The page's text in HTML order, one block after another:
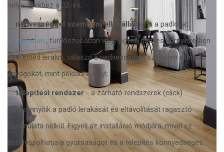
helyiségekhez a 32-es;
nedvességgel szembeni ellenállás- ha a padlókat
konyhában , fürdőszobában vagy egyéb nedves környezetben
szeretnéd lerakni, válaszd a nedvességgel szemben ellenálló
anyagokat, mint például a vinyl;
telepítési rendszer - a zárható rendszerek (click)
megkönnyítik a padló lerakását és eltávolítását ragasztó
használata nélkül. Figyelj az installáció módjára, mivel ez
befolyásolhatja a gyorsaságot és a telepítés könnyedségét;